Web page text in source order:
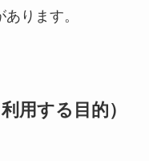
ります。
用する目的）